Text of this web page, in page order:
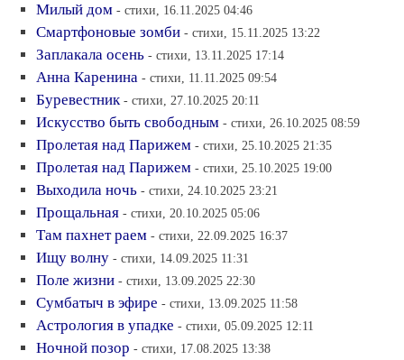
Милый дом - стихи, 16.11.2025 04:46
Смартфоновые зомби - стихи, 15.11.2025 13:22
Заплакала осень - стихи, 13.11.2025 17:14
Анна Каренина - стихи, 11.11.2025 09:54
Буревестник - стихи, 27.10.2025 20:11
Искусство быть свободным - стихи, 26.10.2025 08:59
Пролетая над Парижем - стихи, 25.10.2025 21:35
Пролетая над Парижем - стихи, 25.10.2025 19:00
Выходила ночь - стихи, 24.10.2025 23:21
Прощальная - стихи, 20.10.2025 05:06
Там пахнет раем - стихи, 22.09.2025 16:37
Ищу волну - стихи, 14.09.2025 11:31
Поле жизни - стихи, 13.09.2025 22:30
Сумбатыч в эфире - стихи, 13.09.2025 11:58
Астрология в упадке - стихи, 05.09.2025 12:11
Ночной позор - стихи, 17.08.2025 13:38